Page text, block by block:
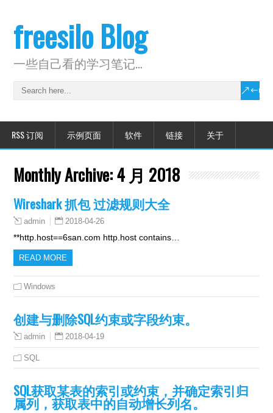
freesilo Blog
一些自己看的学习笔记…
RSS 订阅 示例页面 软件 链接 关于
Monthly Archive:4 月 2018
Wireshark 抓包 过滤规则大全
admin 2018-04-26
**http.host==6san.com http.host contains…
READ MORE
Windows
创建与删除SQL约束或字段约束。
admin 2018-04-19
SQL
SQL获取某表的索引或约束，并确定索引归
属列，获取表中的自动增长列名。